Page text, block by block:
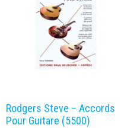
Rodgers Steve – Accords
Pour Guitare (5500)